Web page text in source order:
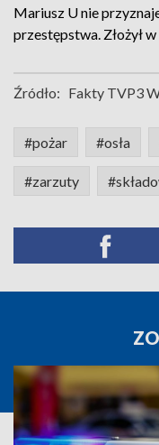
Mariusz U nie
przestępstwa. Złożył
Źródło: Fakty TVP3
#pożar #osła
#zarzuty